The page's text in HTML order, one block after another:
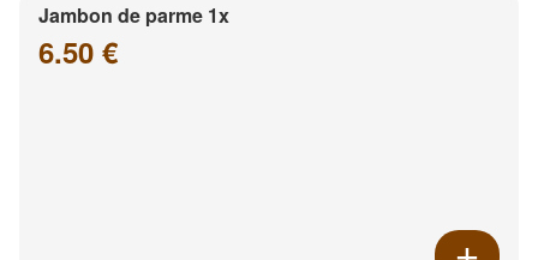
Jambon de parme 1x
6.50 €